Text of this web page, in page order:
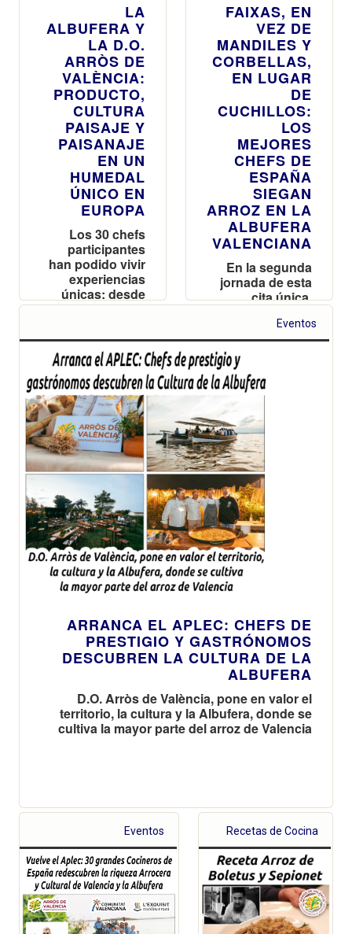
LA
ALBUFERA Y
LA D.O.
ARRÒS DE
VALÈNCIA:
PRODUCTO,
CULTURA
PAISAJE Y
PAISANAJE
EN UN
HUMEDAL
ÚNICO EN
EUROPA
Los 30 chefs
participantes
han podido vivir
experiencias
únicas: desde
paseos en
Albufera,
pasando por la
siega del arroz
como se hacía
antaño, hasta
una regata de
vela latina
FAIXAS, EN
VEZ DE
MANDILES Y
CORBELLAS,
EN LUGAR
DE
CUCHILLOS:
LOS
MEJORES
CHEFS DE
ESPAÑA
SIEGAN
ARROZ EN LA
ALBUFERA
VALENCIANA
En la segunda
jornada de esta
cita única,
la D.O. Arròs de
València y
Comunitat
Valenciana,
también ha
habido lugar
para el debate y
la divulgación
acerca del arroz
Eventos
ARRANCA EL APLEC: CHEFS DE
PRESTIGIO Y GASTRÓNOMOS
DESCUBREN LA CULTURA DE LA
ALBUFERA
D.O. Arròs de València, pone en valor el
territorio, la cultura y la Albufera, donde se
cultiva la mayor parte del arroz de Valencia
Eventos Recetas de Cocina